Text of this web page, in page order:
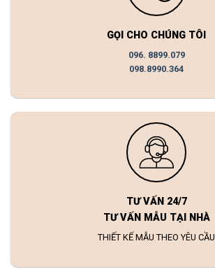
GỌI CHO CHÚNG TÔI
096. 8899.079
098.8990.364
TƯ VẤN 24/7
TƯ VẤN MẪU TẠI NHÀ
THIẾT KẾ MẪU THEO YÊU CẦU